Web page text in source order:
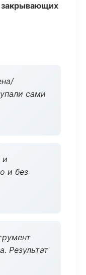
закрывающих
сами
и
и без
Результат